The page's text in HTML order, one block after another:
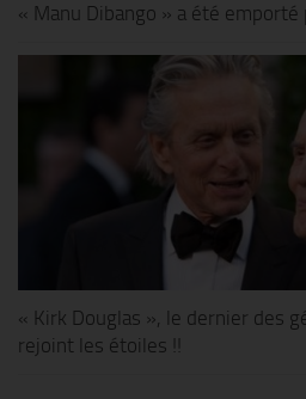
« Manu Dibango » a été emporté
« Kirk Douglas », le dernier des
rejoint les étoiles !!